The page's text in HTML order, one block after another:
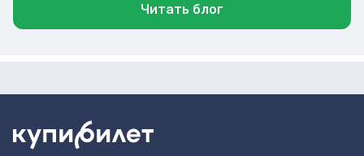
Читать блог